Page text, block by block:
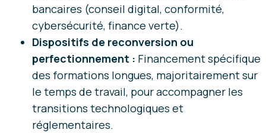
bancaires (conseil digital, conformité,
cybersécurité, finance verte).
Dispositifs de reconversion ou
perfectionnement : Financement spécifique
des formations longues, majoritairement sur
le temps de travail, pour accompagner les
transitions technologiques et
réglementaires.